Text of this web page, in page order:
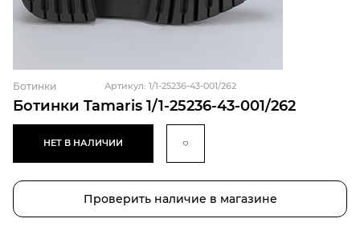
Ботинки Tamaris 1/1-25236-43-001/262
Ботинки Артикул: 1/1-25236-43-001/262
НЕТ В НАЛИЧИИ
Проверить наличие в магазине